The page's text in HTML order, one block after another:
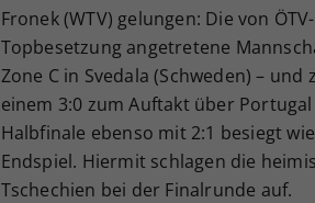
Fronek (WTV) gelungen: Die von
Topbesetzung angetretene
Zone C in Svedala (Schweden) –
einem 3:0 zum Auftakt über
Halbfinale ebenso mit 2:1 besiegt
Endspiel. Hiermit schlagen die
Tschechien bei der Finalrunde auf.